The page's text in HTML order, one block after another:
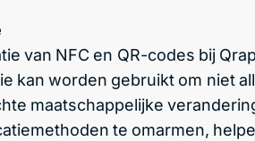
van NFC en QR-codes bij
kan worden gebruikt om niet
maatschappelijke
te omarmen,